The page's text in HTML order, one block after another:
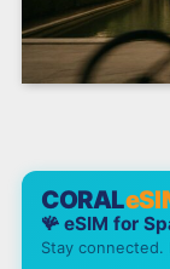
CORAL
🪸 eSIM for
Stay connected.